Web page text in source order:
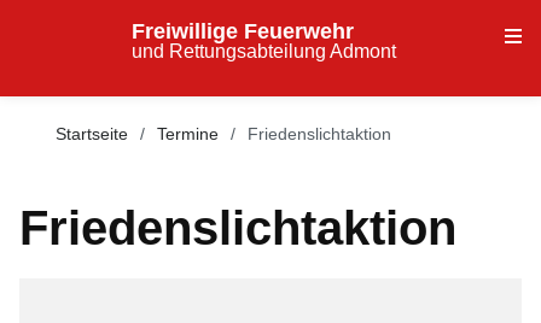
Freiwillige Feuerwehr
und Rettungsabteilung Admont
Startseite Termine Friedenslichtaktion
Friedenslichtaktion